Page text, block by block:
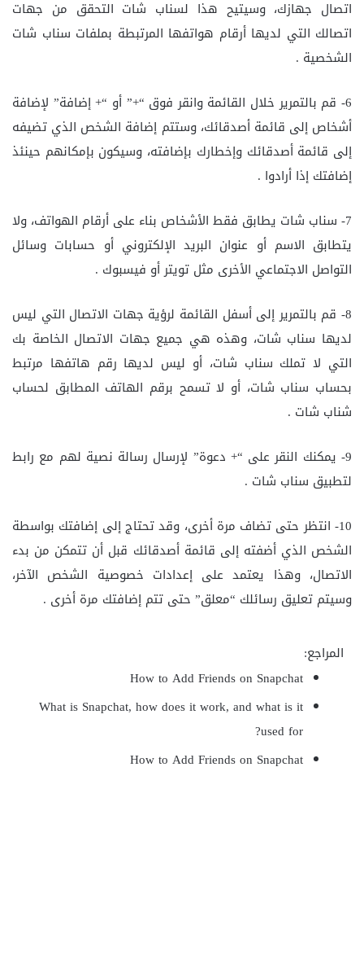
اتصال جهازك، وسيتيح هذا لسناب شات التحقق من جهات
اتصالك التي لديها أرقام هواتفها المرتبطة بملفات سناب شات
الشخصية .
6- قم بالتمرير خلال القائمة وانقر فوق “+” أو “+ إضافة” لإضافة
أشخاص إلى قائمة أصدقائك، وستتم إضافة الشخص الذي تضيفه
إلى قائمة أصدقائك وإخطارك بإضافته، وسيكون بإمكانهم حينئذ
إضافتك إذا أرادوا .
7- سناب شات يطابق فقط الأشخاص بناء على أرقام الهواتف، ولا
يتطابق الاسم أو عنوان البريد الإلكتروني أو حسابات وسائل
التواصل الاجتماعي الأخرى مثل تويتر أو فيسبوك .
8- قم بالتمرير إلى أسفل القائمة لرؤية جهات الاتصال التي ليس
لديها سناب شات، وهذه هي جميع جهات الاتصال الخاصة بك
التي لا تملك سناب شات، أو ليس لديها رقم هاتفها مرتبط
بحساب سناب شات، أو لا تسمح برقم الهاتف المطابق لحساب
شناب شات .
9- يمكنك النقر على “+ دعوة” لإرسال رسالة نصية لهم مع رابط
لتطبيق سناب شات .
10- انتظر حتى تضاف مرة أخرى، وقد تحتاج إلى إضافتك بواسطة
الشخص الذي أضفته إلى قائمة أصدقائك قبل أن تتمكن من بدء
الاتصال، وهذا يعتمد على إعدادات خصوصية الشخص الآخر،
وسيتم تعليق رسائلك “معلق” حتى تتم إضافتك مرة أخرى .
المراجع:
How to Add Friends on Snapchat
What is Snapchat, how does it work, and what is it
used for?
How to Add Friends on Snapchat